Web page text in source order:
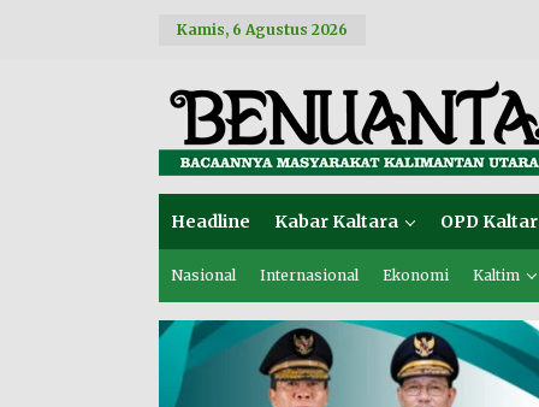
Kamis, 6 Agustus 2026
Headline Kabar Kaltara OPD
Nasional Internasional Ekonomi Kaltim